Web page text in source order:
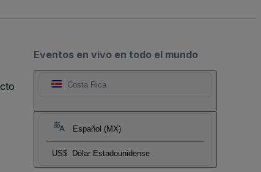
Eventos en vivo en todo el mundo
Costa Rica
Español (MX)
US$ Dólar Estadounidense